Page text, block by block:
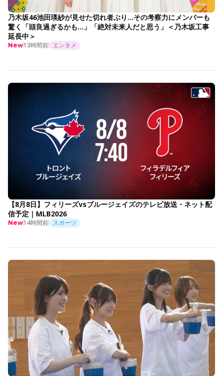
乃木坂46池田瑛紗が見せた切れ者ぶり…その考察力にメンバーも
驚く「頭良過ぎるかも…」「絶対未来人だと思う」＜乃木坂工事
延長中＞
New13時間前 エンタメ
【8月8日】フィリーズvsブルージェイズのテレビ放送・ネット配
信予定｜MLB2026
New14時間前 スポーツ